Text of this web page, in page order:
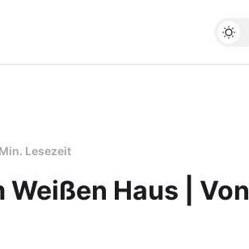
Lesezeit
Haus | Von